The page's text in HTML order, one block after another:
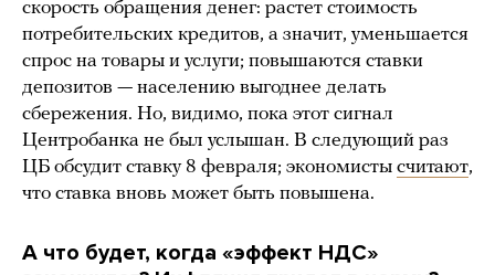
скорость обращения денег: растет стоимость
потребительских кредитов, а значит, уменьшается
спрос на товары и услуги; повышаются ставки
депозитов — населению выгоднее делать
сбережения. Но, видимо, пока этот сигнал
Центробанка не был услышан. В следующий раз
ЦБ обсудит ставку 8 февраля; экономисты считают,
что ставка вновь может быть повышена.
А что будет, когда «эффект НДС»